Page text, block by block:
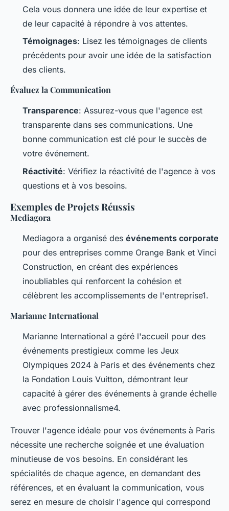
Cela vous donnera une idée de leur expertise et
de leur capacité à répondre à vos attentes.
Témoignages: Lisez les témoignages de clients
précédents pour avoir une idée de la satisfaction
des clients.
Évaluez la Communication
Transparence: Assurez-vous que l'agence est
transparente dans ses communications. Une
bonne communication est clé pour le succès de
votre événement.
Réactivité: Vérifiez la réactivité de l'agence à vos
questions et à vos besoins.
Exemples de Projets Réussis
Mediagora
Mediagora a organisé des événements corporate
pour des entreprises comme Orange Bank et Vinci
Construction, en créant des expériences
inoubliables qui renforcent la cohésion et
célèbrent les accomplissements de l'entreprise1.
Marianne International
Marianne International a géré l'accueil pour des
événements prestigieux comme les Jeux
Olympiques 2024 à Paris et des événements chez
la Fondation Louis Vuitton, démontrant leur
capacité à gérer des événements à grande échelle
avec professionnalisme4.
Trouver l'agence idéale pour vos événements à Paris
nécessite une recherche soignée et une évaluation
minutieuse de vos besoins. En considérant les
spécialités de chaque agence, en demandant des
références, et en évaluant la communication, vous
serez en mesure de choisir l'agence qui correspond